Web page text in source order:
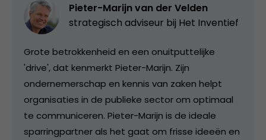
Pieter-Marijn van der Velden
strategisch adviseur bij Het Inventief
Grote betrokkenheid en een onuitputtelijke
'drive', dat kenmerkt Pieter-Marijn. Zijn
ondernemerschap en kennis van zaken helpt
organisaties in de publieke sector om optimaal
te communiceren. Pieter-Marijn is de ideale
sparringpartner als het gaat om frisse ideeën en